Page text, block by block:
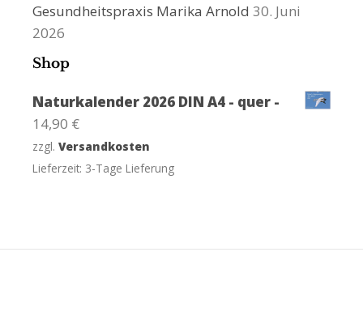
Gesundheitspraxis Marika Arnold 30. Juni
2026
Shop
Naturkalender 2026 DIN A4 - quer -
14,90 €
zzgl. Versandkosten
Lieferzeit: 3-Tage Lieferung